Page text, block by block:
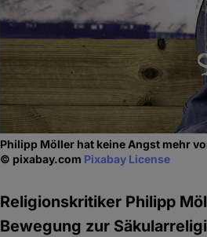
Philipp Möller hat keine Angst mehr
© pixabay.com Pixabay License
Religionskritiker Philipp
Bewegung zur